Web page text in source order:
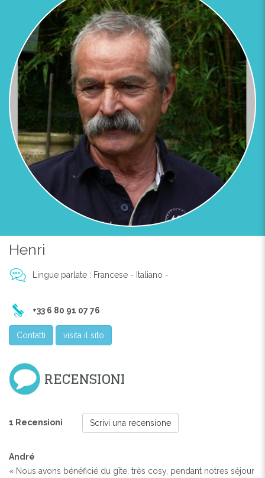
COUR D'ENTRÉE
Previous Next
Henri
Lingue parlate : Francese - Italiano -
+33 6 80 91 07 76
Contatti visita il sito
RECENSIONI
1 Recensioni Scrivi una recensione
André
« Nous avons bénéficié du gîte, très cosy, pendant notres séjour